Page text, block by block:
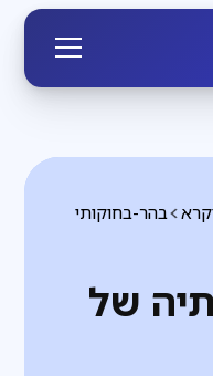
בהר-בחוקותי
של